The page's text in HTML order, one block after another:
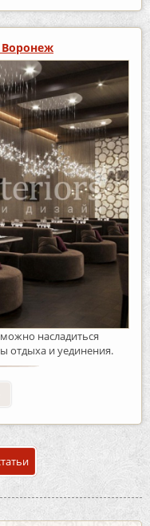
Воронеж
насладиться
отдыха и уединения.